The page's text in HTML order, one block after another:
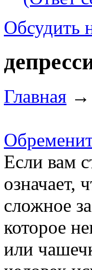
Обсудить
Главная →
Если вам
означает,
сложное
которое
или